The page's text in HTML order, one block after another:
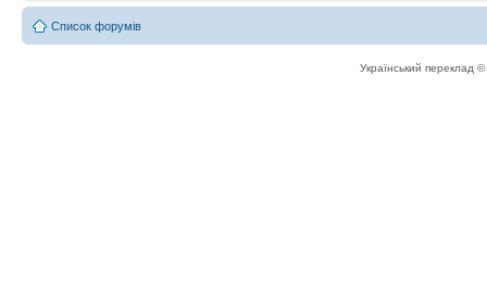
Список форумів
Український переклад